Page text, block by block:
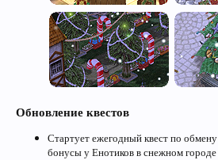
Обновление квестов
Стартует ежегодный квест по
бонусы у Енотиков в снежном